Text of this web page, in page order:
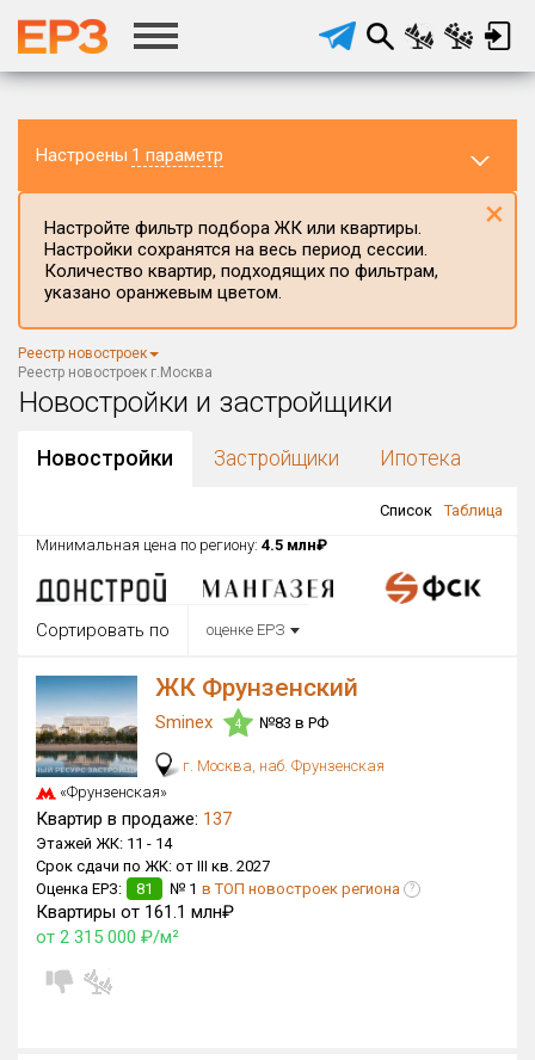
Настроены 1 параметр
г.Москва
Район в регионе
Все
Район в городе
Цена
от
Общая площадь, м²
от
Срок сдачи
от до
Вид объекта
Настройте фильтр подбора ЖК или квартиры.
Настройки сохранятся на весь период сессии.
Количество квартир, подходящих по фильтрам,
указано оранжевым цветом.
×
Реестр новостроек
Реестр новостроек г.Москва
Новостройки и застройщики
Новостройки Застройщики Ипотека
Список
Таблица
Минимальная цена по региону: 4.5 млн₽
Сортировать по оценке ЕРЗ
ЖК Фрунзенский
Sminex 4 №83 в РФ
г. Москва, наб. Фрунзенская
«Фрунзенская»
Квартир в продаже: 137
Этажей ЖК: 11 - 14
Срок сдачи по ЖК: от III кв. 2027
Оценка ЕРЗ:
81 № 1 в ТОП новостроек региона ?
Квартиры от 161.1 млн₽
от 2 315 000 ₽/м²